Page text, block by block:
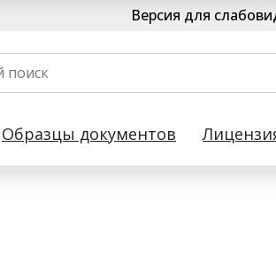
Версия для
Образцы документов